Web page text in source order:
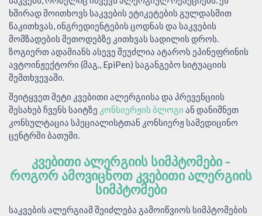
ხშირად მოითხოვს საკვების ეტიკეტების გულდასმით
წაკითხვას, ინგრედიენტების ცოდნას და საკვების
მომზადების მეთოდებზე კითხვას სადილის დროს.
ზოგიერთ ადამიანს ასევე შეუძლია ატაროს ეპინეფრინის
ავტოინჟექტორი (მაგ., EpiPen) საგანგებო სიტუაციის
შემთხვევაში.
შეიტყვეთ მეტი კვებითი ალერგიისა და პრევენციის
შესახებ ჩვენს საიტზე კონსიერჟის ბლოგი ან დანიშნეთ
კონსულტაცია სპეციალისტთან კონსიერჟ სამედიცინო
ცენტრში ბათუმი.
ᲙᲕᲔᲑᲘᲗᲘ ᲐᲚᲔᲠᲒᲘᲘᲡ ᲡᲘᲛᲞᲢᲝᲛᲔᲑᲘ -
ᲠᲝᲒᲝᲠ ᲐᲛᲝᲕᲘᲪᲜᲝᲗ ᲙᲕᲔᲑᲘᲗᲘ ᲐᲚᲔᲠᲒᲘᲘᲡ
ᲡᲘᲛᲞᲢᲝᲛᲔᲑᲘ
საკვების ალერგიამ შეიძლება გამოიწვიოს სიმპტომების